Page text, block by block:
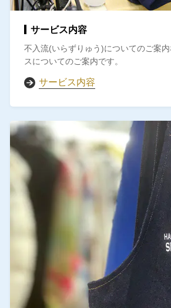
サービス内容
不入流(いらずりゅう)についてのご案
スについてのご案内です。
サービス内容